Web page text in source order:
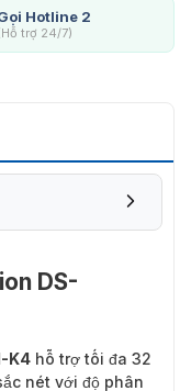
Hotline 2
trợ 24/7)
DS-
K4 hỗ trợ tối đa 32
nét với độ phân